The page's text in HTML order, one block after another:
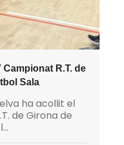
R.T. de
Sala
ha acollit el
de Girona de